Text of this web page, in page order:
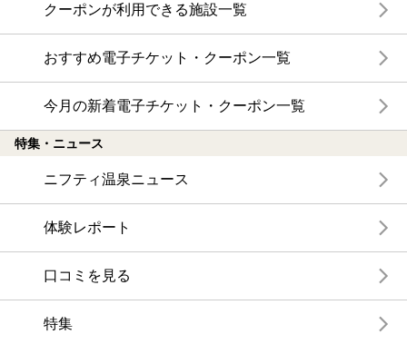
クーポンが利用できる施設一覧
おすすめ電子チケット・クーポン一覧
今月の新着電子チケット・クーポン一覧
特集・ニュース
ニフティ温泉ニュース
体験レポート
口コミを見る
特集